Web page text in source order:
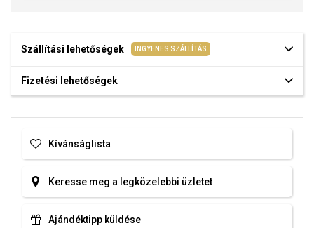
Szállítási lehetőségek INGYENES SZÁLLÍTÁS
Fizetési lehetőségek
Kívánságlista
Keresse meg a legközelebbi üzletet
Ajándéktipp küldése